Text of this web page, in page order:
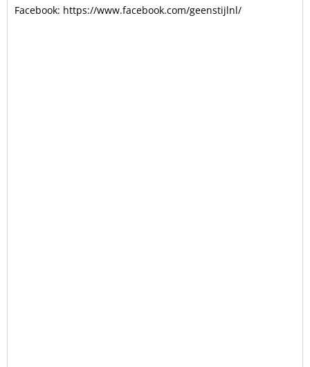
Facebook: https://www.facebook.com/geenstijlnl/